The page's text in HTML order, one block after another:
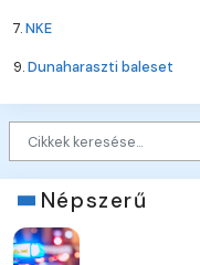
7.NKE
9.Dunaharaszti baleset
Népszerű